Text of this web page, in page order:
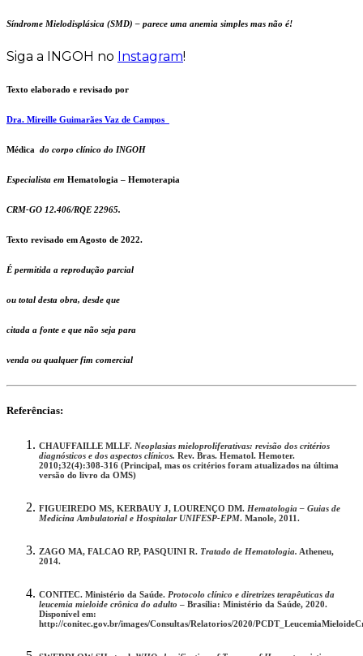
Síndrome Mielodisplásica (SMD) – parece uma anemia simples mas não é!
Siga a INGOH no Instagram!
Texto elaborado e revisado por
Dra. Mireille Guimarães Vaz de Campos
Médica do corpo clínico do INGOH
Especialista em Hematologia – Hemoterapia
CRM-GO 12.406/RQE 22965.
Texto revisado em Agosto de 2022.
É permitida a reprodução parcial
ou total desta obra, desde que
citada a fonte e que não seja para
venda ou qualquer fim comercial
Referências:
CHAUFFAILLE MLLF. Neoplasias mieloproliferativas: revisão dos critérios
diagnósticos e dos aspectos clínicos. Rev. Bras. Hematol. Hemoter.
2010;32(4):308-316 (Principal, mas os critérios foram atualizados na última
versão do livro da OMS)
FIGUEIREDO MS, KERBAUY J, LOURENÇO DM. Hematologia – Guias de
Medicina Ambulatorial e Hospitalar UNIFESP-EPM. Manole, 2011.
ZAGO MA, FALCAO RP, PASQUINI R. Tratado de Hematologia. Atheneu,
2014.
CONITEC. Ministério da Saúde. Protocolo clínico e diretrizes terapêuticas da
leucemia mieloide crônica do adulto – Brasília: Ministério da Saúde, 2020.
Disponível em:
http://conitec.gov.br/images/Consultas/Relatorios/2020/